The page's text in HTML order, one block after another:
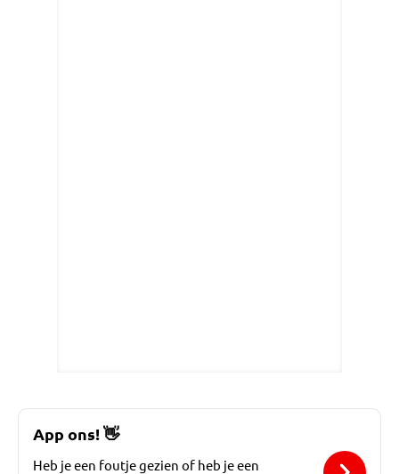
App ons!👋
Heb je een foutje gezien of heb je een